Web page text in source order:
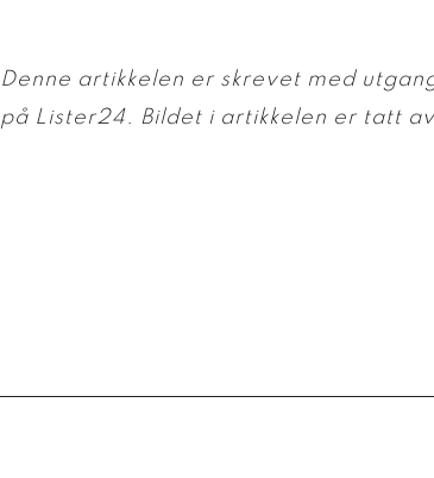
Denne artikkelen er skrevet med
på Lister24. Bildet i artikkelen er tatt